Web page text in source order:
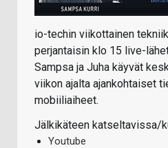
io-techin viikottainen
perjantaisin klo 15 live-
Sampsa ja Juha käyvät
viikon ajalta ajankohtaiset
mobiiliaiheet.
Jälkikäteen katseltavissa/
Youtube